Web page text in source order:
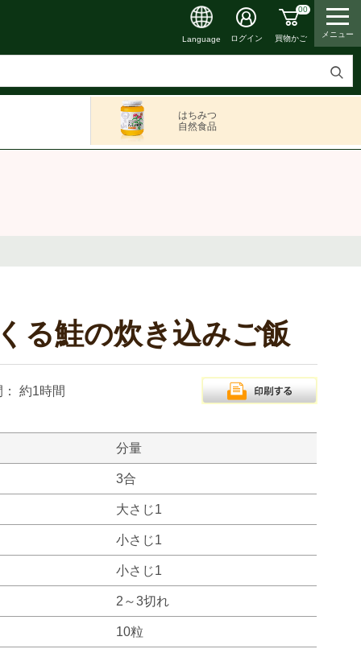
検
Language ログイン
00
買物かご メニュー
はちみつ
自然食品
る鮭の炊き込みご飯
約1時間
分量
3合
大さじ1
小さじ1
小さじ1
2～3切れ
10粒